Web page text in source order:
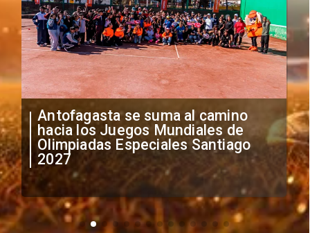
"Falta de profesionalismo": Sifup
anuncia medidas por situación
irregular de futbolistas
extranjeros